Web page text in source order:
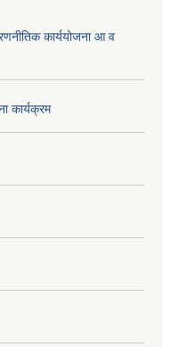
कार्ययोजना आ व
कार्यक्रम